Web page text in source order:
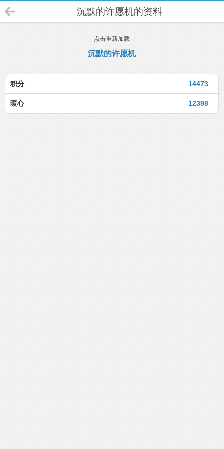
沉默的许愿机的资料
点击重新加载
沉默的许愿机
14473
积分
12398
暖心